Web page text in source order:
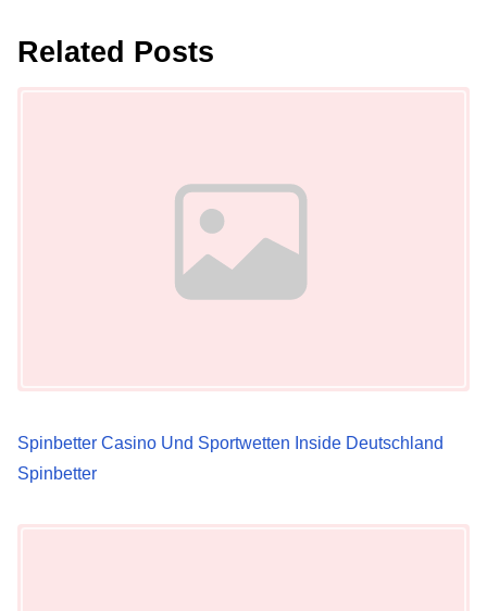
t
i
Related Posts
Image Placeholder
Spinbetter Casino Und Sportwetten Inside Deutschland
Spinbetter
Image Placeholder